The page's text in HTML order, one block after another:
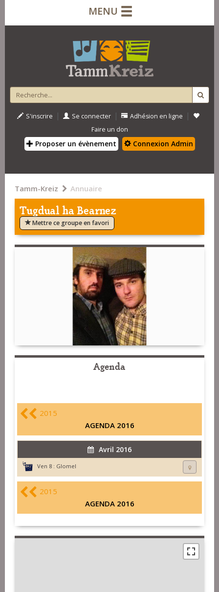
MENU
S'inscrire | Se connecter | Adhésion en ligne |
Faire un don
Proposer un évènement Connexion Admin
Tamm-Kreiz Annuaire
Tugdual ha Bearnez
Mettre ce groupe en favori
Agenda
2015
AGENDA 2016
Avril 2016
Ven 8 : Glomel
2015
AGENDA 2016